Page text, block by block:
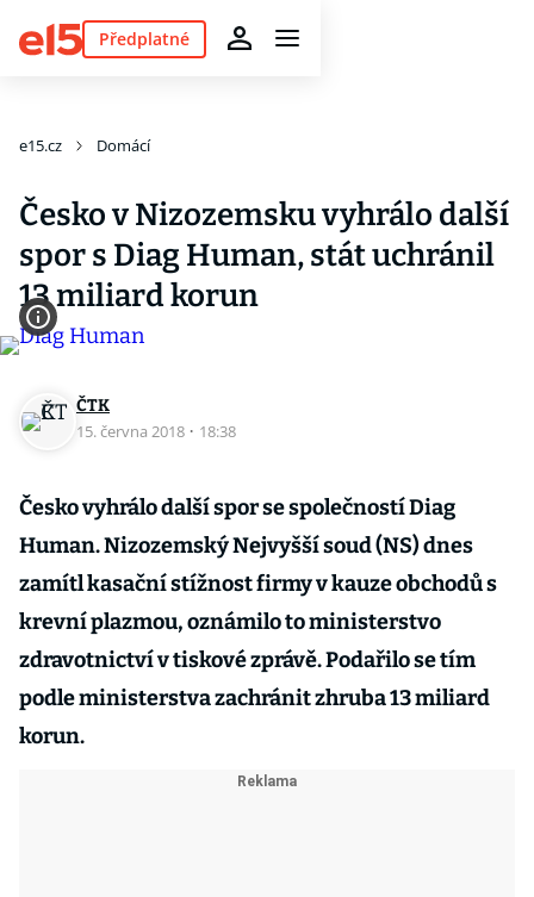
Předplatné
e15.cz Domácí
Česko v Nizozemsku vyhrálo další
spor s Diag Human, stát uchránil
13 miliard korun
ČTK
15. června 2018 · 18:38
Česko vyhrálo další spor se společností Diag
Human. Nizozemský Nejvyšší soud (NS) dnes
zamítl kasační stížnost firmy v kauze obchodů s
krevní plazmou, oznámilo to ministerstvo
zdravotnictví v tiskové zprávě. Podařilo se tím
podle ministerstva zachránit zhruba 13 miliard
korun.